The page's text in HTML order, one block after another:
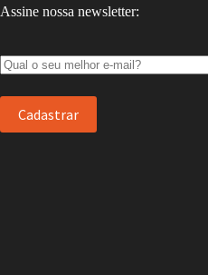
Assine nossa newsletter: